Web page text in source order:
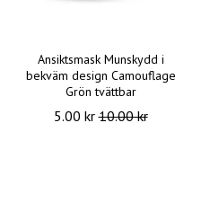
Ansiktsmask Munskydd i
bekväm design Camouflage
Grön tvättbar
5.00 kr10.00 kr